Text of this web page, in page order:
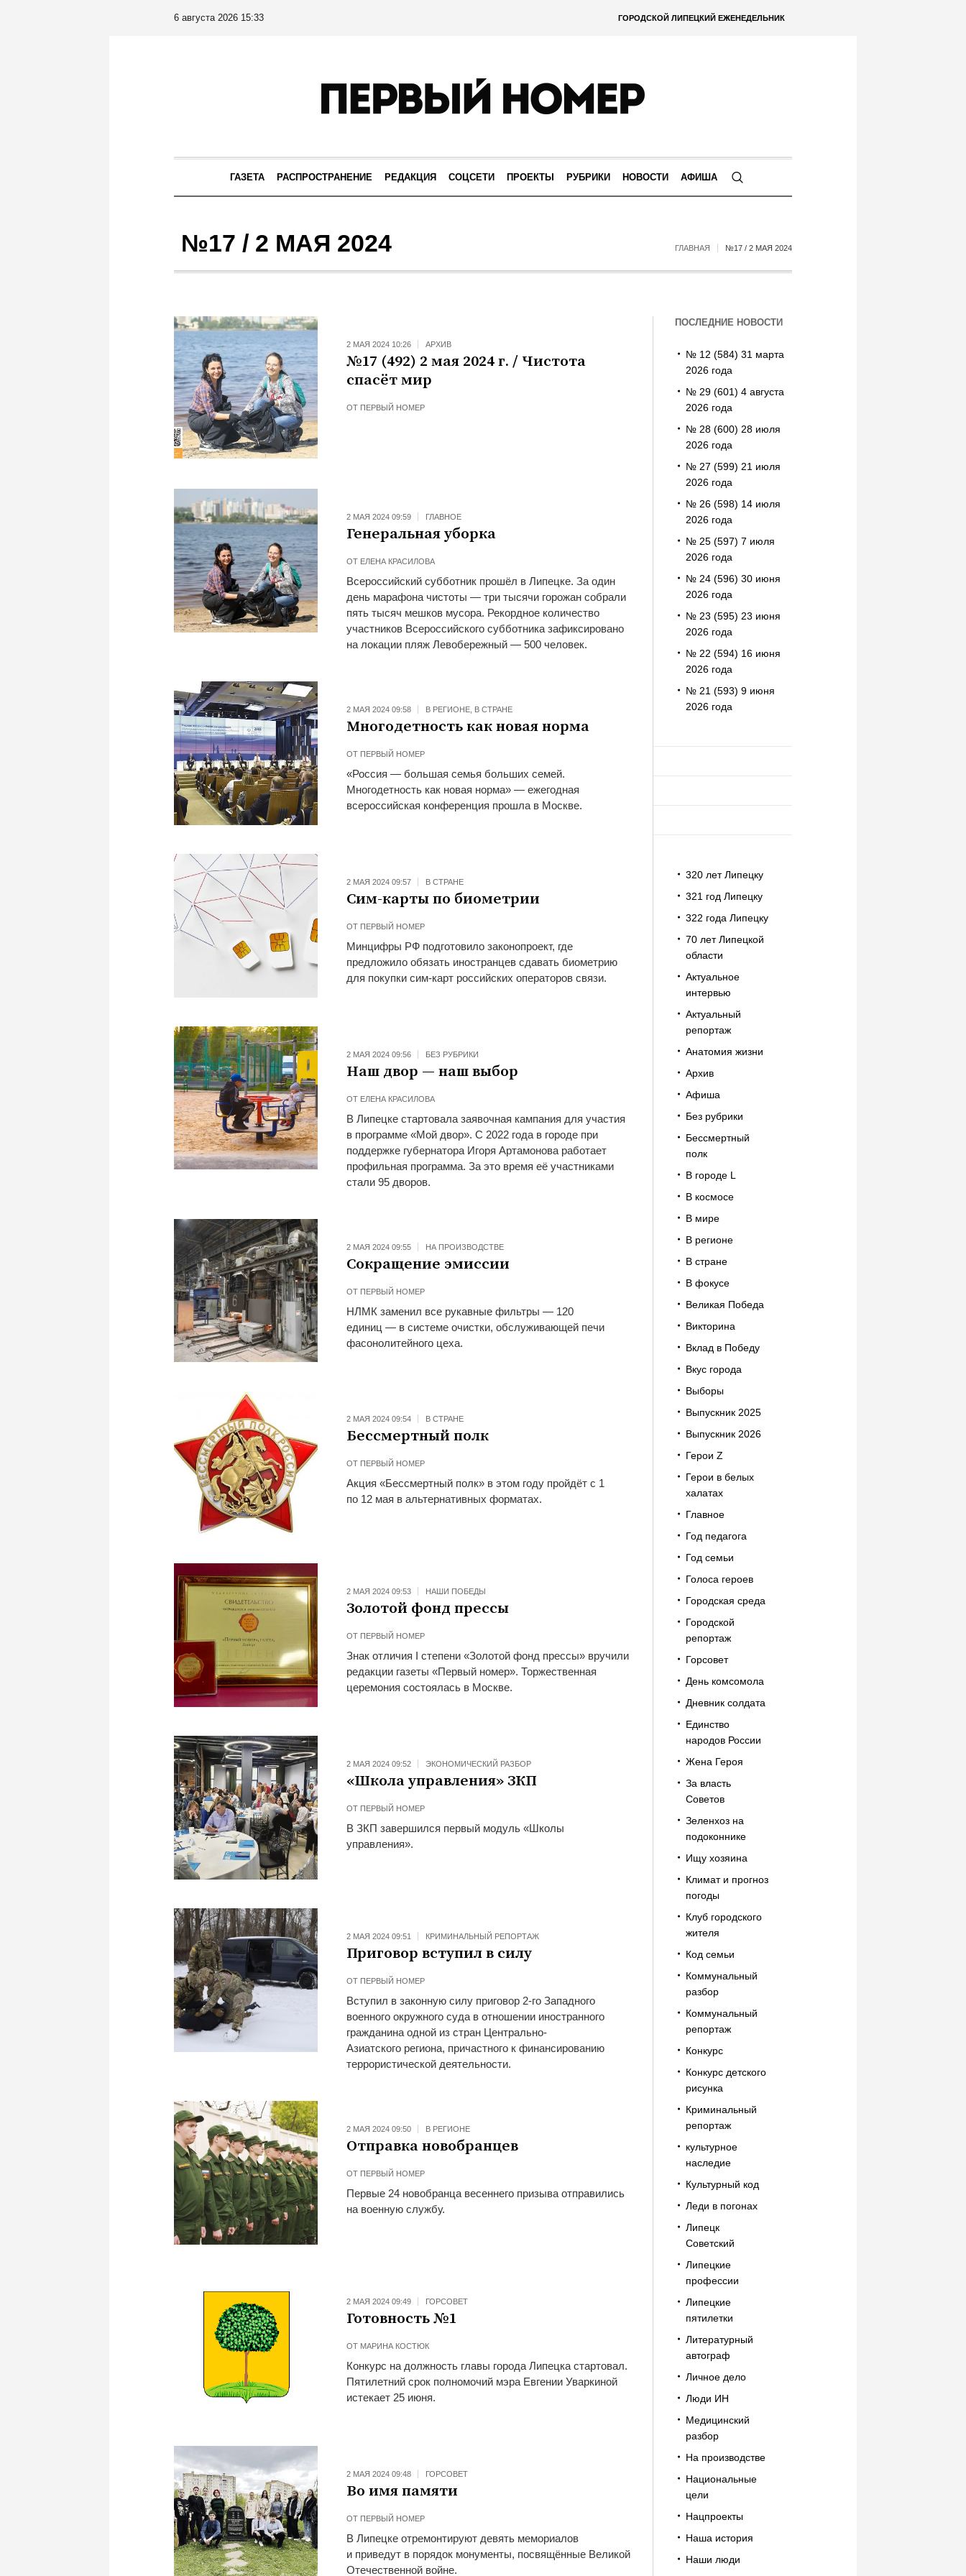
ГОРОДСКОЙ ЛИПЕЦКИЙ ЕЖЕНЕДЕЛЬНИК
6 августа 2026 15:33
ГАЗЕТА РАСПРОСТРАНЕНИЕ РЕДАКЦИЯ СОЦСЕТИ ПРОЕКТЫ РУБРИКИ НОВОСТИ АФИША
№17 / 2 МАЯ 2024 ГЛАВНАЯ №17 / 2 МАЯ 2024
2 МАЯ 2024 10:26 АРХИВ
№17 (492) 2 мая 2024 г. / Чистота
спасёт мир
ОТ ПЕРВЫЙ НОМЕР
2 МАЯ 2024 09:59 ГЛАВНОЕ
Генеральная уборка
ОТ ЕЛЕНА КРАСИЛОВА
Всероссийский субботник прошёл в Липецке. За один
день марафона чистоты — три тысячи горожан собрали
пять тысяч мешков мусора. Рекордное количество
участников Всероссийского субботника зафиксировано
на локации пляж Левобережный — 500 человек.
2 МАЯ 2024 09:58 В РЕГИОНЕ, В СТРАНЕ
Многодетность как новая норма
ОТ ПЕРВЫЙ НОМЕР
«Россия — большая семья больших семей.
Многодетность как новая норма» — ежегодная
всероссийская конференция прошла в Москве.
2 МАЯ 2024 09:57 В СТРАНЕ
Сим-карты по биометрии
ОТ ПЕРВЫЙ НОМЕР
Минцифры РФ подготовило законопроект, где
предложило обязать иностранцев сдавать биометрию
для покупки сим-карт российских операторов связи.
2 МАЯ 2024 09:56 БЕЗ РУБРИКИ
Наш двор — наш выбор
ОТ ЕЛЕНА КРАСИЛОВА
В Липецке стартовала заявочная кампания для участия
в программе «Мой двор». С 2022 года в городе при
поддержке губернатора Игоря Артамонова работает
профильная программа. За это время её участниками
стали 95 дворов.
2 МАЯ 2024 09:55 НА ПРОИЗВОДСТВЕ
Сокращение эмиссии
ОТ ПЕРВЫЙ НОМЕР
НЛМК заменил все рукавные фильтры — 120
единиц — в системе очистки, обслуживающей печи
фасонолитейного цеха.
2 МАЯ 2024 09:54 В СТРАНЕ
Бессмертный полк
ОТ ПЕРВЫЙ НОМЕР
Акция «Бессмертный полк» в этом году пройдёт с 1
по 12 мая в альтернативных форматах.
2 МАЯ 2024 09:53 НАШИ ПОБЕДЫ
Золотой фонд прессы
ОТ ПЕРВЫЙ НОМЕР
Знак отличия I степени «Золотой фонд прессы» вручили
редакции газеты «Первый номер». Торжественная
церемония состоялась в Москве.
2 МАЯ 2024 09:52 ЭКОНОМИЧЕСКИЙ РАЗБОР
«Школа управления» ЗКП
ОТ ПЕРВЫЙ НОМЕР
В ЗКП завершился первый модуль «Школы
управления».
2 МАЯ 2024 09:51 КРИМИНАЛЬНЫЙ РЕПОРТАЖ
Приговор вступил в силу
ОТ ПЕРВЫЙ НОМЕР
Вступил в законную силу приговор 2-го Западного
военного окружного суда в отношении иностранного
гражданина одной из стран Центрально-
Азиатского региона, причастного к финансированию
террористической деятельности.
2 МАЯ 2024 09:50 В РЕГИОНЕ
Отправка новобранцев
ОТ ПЕРВЫЙ НОМЕР
Первые 24 новобранца весеннего призыва отправились
на военную службу.
2 МАЯ 2024 09:49 ГОРСОВЕТ
Готовность №1
ОТ МАРИНА КОСТЮК
Конкурс на должность главы города Липецка стартовал.
Пятилетний срок полномочий мэра Евгении Уваркиной
истекает 25 июня.
2 МАЯ 2024 09:48 ГОРСОВЕТ
Во имя памяти
ОТ ПЕРВЫЙ НОМЕР
В Липецке отремонтируют девять мемориалов
и приведут в порядок монументы, посвящённые Великой
Отечественной войне.
ПОСЛЕДНИЕ НОВОСТИ
№ 12 (584) 31 марта
2026 года
№ 29 (601) 4 августа
2026 года
№ 28 (600) 28 июля
2026 года
№ 27 (599) 21 июля
2026 года
№ 26 (598) 14 июля
2026 года
№ 25 (597) 7 июля
2026 года
№ 24 (596) 30 июня
2026 года
№ 23 (595) 23 июня
2026 года
№ 22 (594) 16 июня
2026 года
№ 21 (593) 9 июня
2026 года
320 лет Липецку
321 год Липецку
322 года Липецку
70 лет Липецкой
области
Актуальное
интервью
Актуальный
репортаж
Анатомия жизни
Архив
Афиша
Без рубрики
Бессмертный
полк
В городе L
В космосе
В мире
В регионе
В стране
В фокусе
Великая Победа
Викторина
Вклад в Победу
Вкус города
Выборы
Выпускник 2025
Выпускник 2026
Герои Z
Герои в белых
халатах
Главное
Год педагога
Год семьи
Голоса героев
Городская среда
Городской
репортаж
Горсовет
День комсомола
Дневник солдата
Единство
народов России
Жена Героя
За власть
Советов
Зеленхоз на
подоконнике
Ищу хозяина
Климат и прогноз
погоды
Клуб городского
жителя
Код семьи
Коммунальный
разбор
Коммунальный
репортаж
Конкурс
Конкурс детского
рисунка
Криминальный
репортаж
культурное
наследие
Культурный код
Леди в погонах
Липецк
Советский
Липецкие
профессии
Липецкие
пятилетки
Литературный
автограф
Личное дело
Люди ИН
Медицинский
разбор
На производстве
Национальные
цели
Нацпроекты
Наша история
Наши люди